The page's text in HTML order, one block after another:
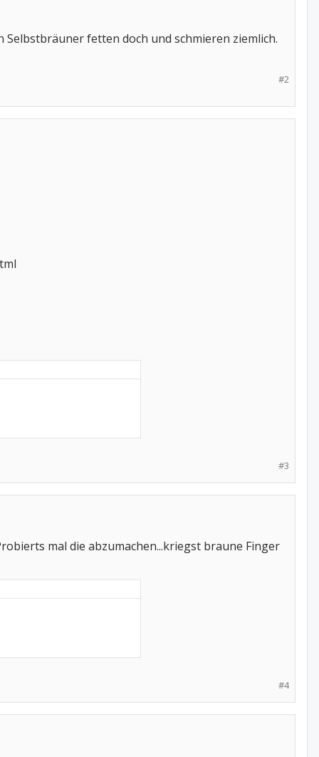
fetten doch und schmieren ziemlich.
#2
#3
mal die abzumachen...kriegst braune Finger
#4